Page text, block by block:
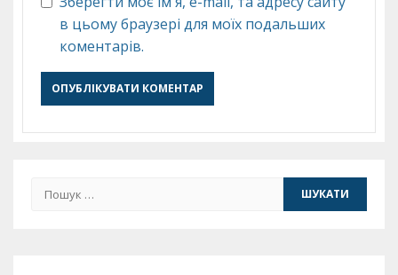
в цьому браузері для моїх подальших
коментарів.
Пошук: